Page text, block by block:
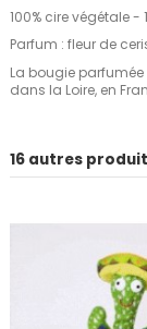
100% cire végétale
Parfum : fleur de
La bougie
dans la Loire, en
16 autres